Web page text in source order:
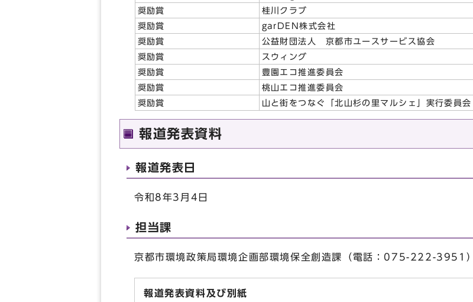
奨励賞
桂川クラブ
奨励賞
garDEN株式会社
奨励賞
公益財団法人 京都市ユースサービス協会
奨励賞
スウィング
奨励賞
豊園エコ推進委員会
奨励賞
桃山エコ推進委員会
奨励賞
山と街をつなぐ「北山杉の里マルシェ」実行委員会
報道発表資料
報道発表日
令和8年3月4日
担当課
京都市環境政策局環境企画部環境保全創造課（電話：075-222-3951）
報道発表資料及び別紙